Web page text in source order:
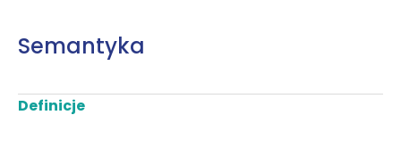
Semantyka
Definicje